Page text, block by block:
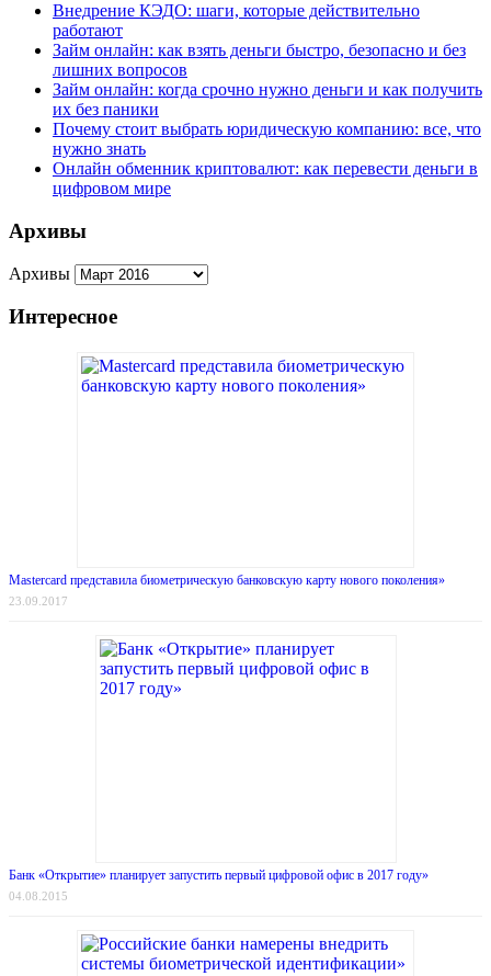
Внедрение КЭДО: шаги, которые действительно
работают
Займ онлайн: как взять деньги быстро, безопасно и без
лишних вопросов
Займ онлайн: когда срочно нужно деньги и как получить
их без паники
Почему стоит выбрать юридическую компанию: все, что
нужно знать
Онлайн обменник криптовалют: как перевести деньги в
цифровом мире
Архивы
Архивы
Интересное
Mastercard представила биометрическую банковскую карту нового поколения»
23.09.2017
Банк «Открытие» планирует запустить первый цифровой офис в 2017 году»
04.08.2015